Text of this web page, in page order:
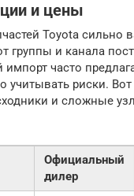
и цены
Toyota сильно
группы и канала
часто
учитывать риски.
и сложные
Официальный
дилер